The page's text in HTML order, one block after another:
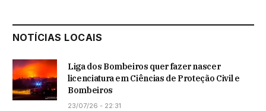
NOTÍCIAS LOCAIS
Liga dos Bombeiros quer fazer nascer
licenciatura em Ciências de Proteção Civil e
Bombeiros
23/07/26 - 22:31